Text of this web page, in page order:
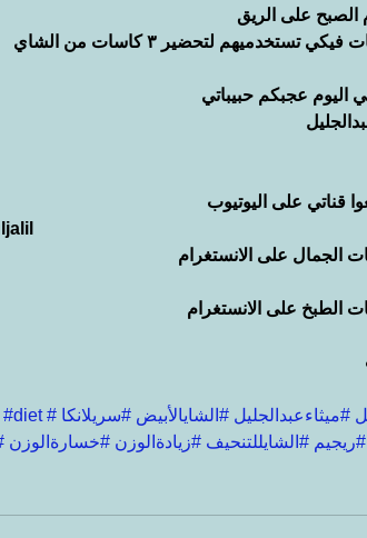
على الريق
تستخدميهم لتحضير ٣ كاسات من الشاي
اليوم عجبكم حبيباتي
قناتي على اليوتيوب
على الانستغرام
على الانستغرام
#diet #ميثاءعبدالجليل #الشايالأبيض #سريلانكا
#ريجيم #الشايللتنحيف #زيادةالوزن #خسارةالوزن